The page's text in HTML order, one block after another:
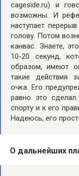
cageside.ru) и
возможны. И
наступает
голову. Потом
канвас. Знаете,
10-20 секунд,
образом, имеют
такие действия
очка. Его
равно это
спорту и к его
Надеюсь, его
О дальнейших